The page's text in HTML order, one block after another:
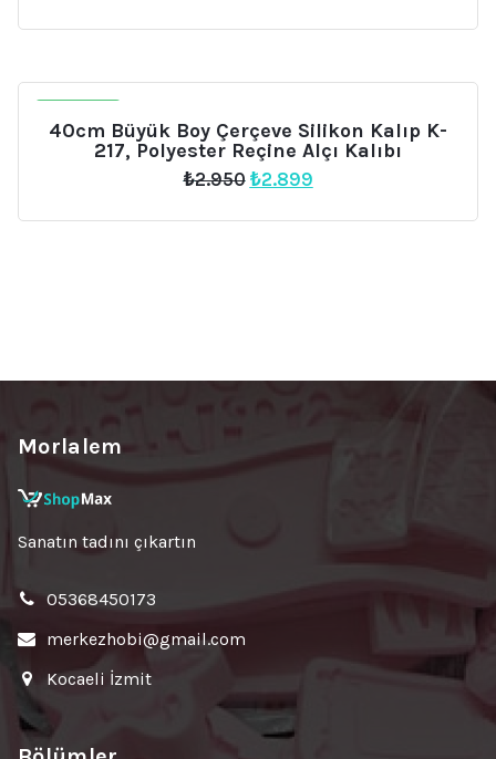
40cm Büyük Boy Çerçeve Silikon Kalıp K-
217, Polyester Reçine Alçı Kalıbı
₺2.950 Orijinal
₺2.950.
₺2.899Şu
fiyat:
Morlalem
Sanatın tadını çıkartın
05368450173
merkezhobi@gmail.com
Kocaeli İzmit